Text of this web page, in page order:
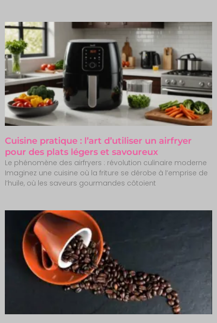
Cuisine pratique : l’art d’utiliser un airfryer
pour des plats légers et savoureux
Le phénomène des airfryers : révolution culinaire moderne
Imaginez une cuisine où la friture se dérobe à l’emprise de
l’huile, où les saveurs gourmandes côtoient